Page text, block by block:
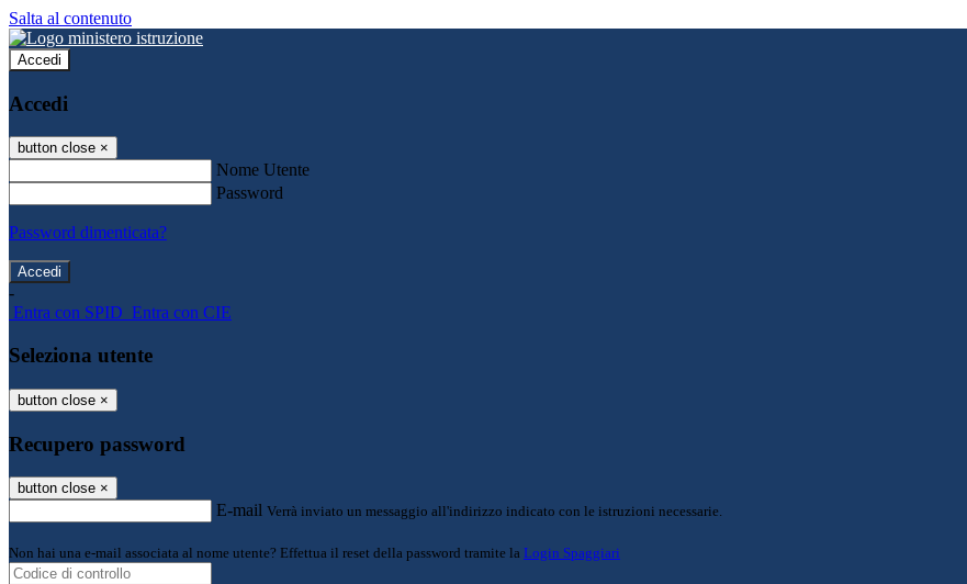
Salta al contenuto
Accedi
Accedi
button close ×
Nome Utente
Password
Password dimenticata?
-
Entra con SPID Entra con CIE
Seleziona utente
button close ×
Recupero password
button close ×
E-mail Verrà inviato un messaggio all'indirizzo indicato con le istruzioni necessarie.
Non hai una e-mail associata al nome utente? Effettua il reset della password tramite la Login Spaggiari